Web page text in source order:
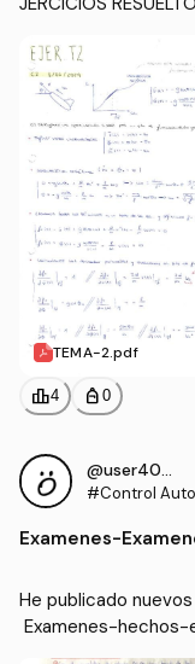
TEMA-2.pdf
leaderboard4 personal_bag 0
@user40462
#Control
Examenes-
He publicado
Examenes-